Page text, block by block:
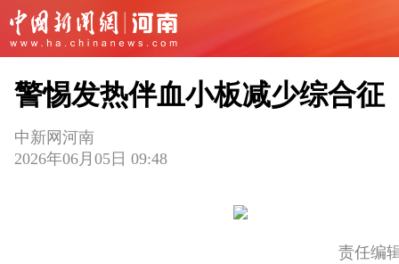
警惕发热伴血小板减少综合征
中新网河南
2026年06月05日 09:48
责任编